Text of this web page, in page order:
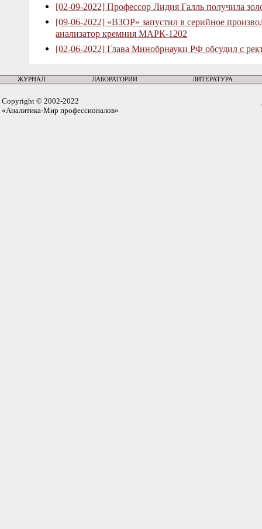
[02-09-2022] Профессор Лидия Галль получила
[09-06-2022] «ВЗОР» запустил в серийное
анализатор кремния МАРК-1202
[02-06-2022] Глава Минобрнауки РФ обсудил с
ЖУРНАЛ ЛАБОРАТОРИИ ЛИТЕРАТУРА
Copyright © 2002-2022
«Аналитика-Мир профессионалов»